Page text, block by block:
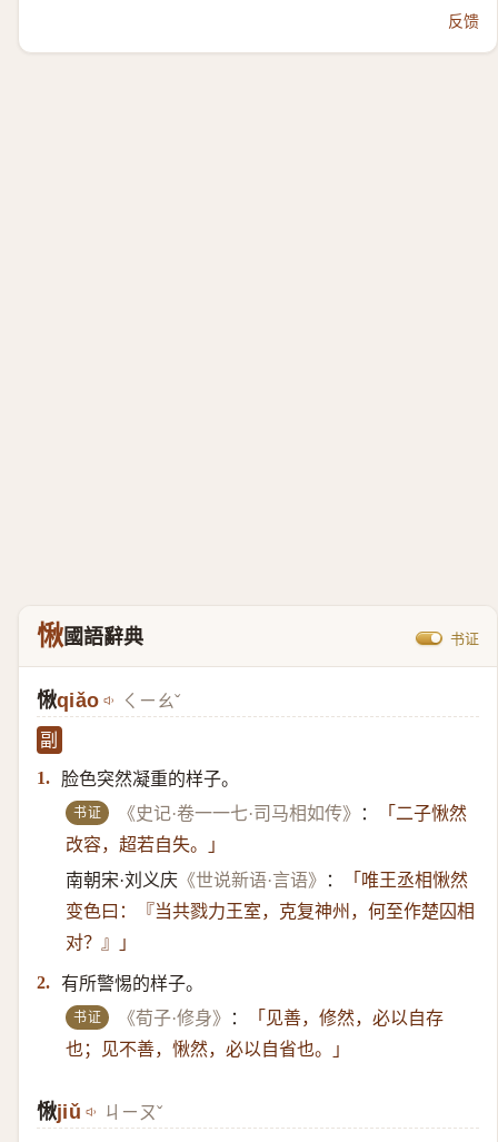
反馈
愀國語辭典 书证
愀qiǎo ㄑㄧㄠˇ
副
1.
脸色突然凝重的样子。
书证 《史记·卷一一七·司马相如传》 ：
「二子愀然
改容，超若自失。」
南朝宋·刘义庆 《世说新语·言语》 ：
「唯王丞相愀然
变色曰：『当共戮力王室，克复神州，何至作楚囚相
对？』」
2. 有所警惕的样子。
书证 《荀子·修身》 ：
「见善，修然，必以自存
也；见不善，愀然，必以自省也。」
愀​jiǔ ㄐㄧㄡˇ